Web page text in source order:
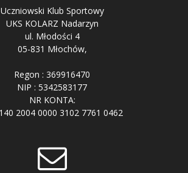
Uczniowski Klub Sportowy
UKS KOLARZ Nadarzyn
ul. Młodości 4
05-831 Młochów,
Regon : 369916470
NIP : 5342583177
NR KONTA:
2004 0000 3102 7761 0462